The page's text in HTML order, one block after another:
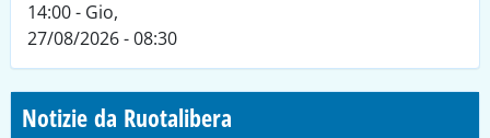
14:00- Gio,
27/08/2026 - 08:30
Notizie da Ruotalibera